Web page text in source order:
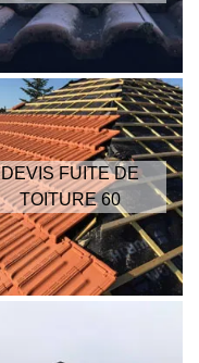
DEVIS FUITE DE
TOITURE 60